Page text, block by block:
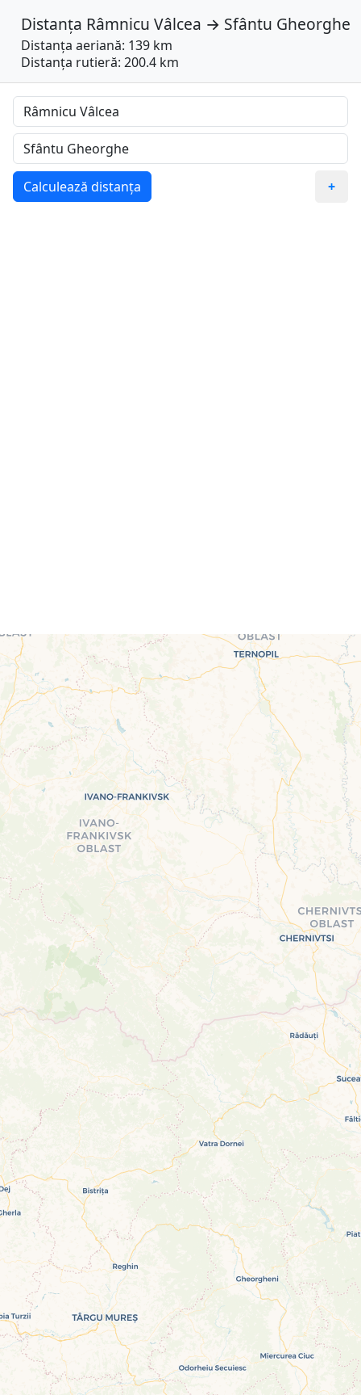
Distanța Râmnicu Vâlcea → Sfântu Gheorghe
Distanța aeriană: 139 km
Distanța rutieră: 200.4 km
Calculează distanța +